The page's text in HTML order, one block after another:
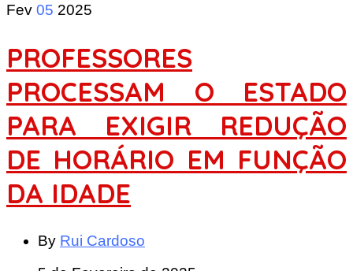
Fev 05 2025
PROFESSORES
PROCESSAM O ESTADO
PARA EXIGIR REDUÇÃO
DE HORÁRIO EM FUNÇÃO
DA IDADE
By Rui Cardoso